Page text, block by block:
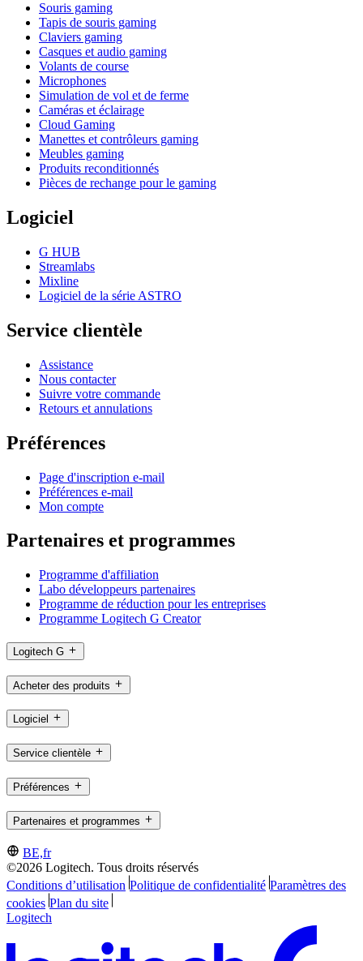
Souris gaming
Tapis de souris gaming
Claviers gaming
Casques et audio gaming
Volants de course
Microphones
Simulation de vol et de ferme
Caméras et éclairage
Cloud Gaming
Manettes et contrôleurs gaming
Meubles gaming
Produits reconditionnés
Pièces de rechange pour le gaming
Logiciel
G HUB
Streamlabs
Mixline
Logiciel de la série ASTRO
Service clientèle
Assistance
Nous contacter
Suivre votre commande
Retours et annulations
Préférences
Page d'inscription e-mail
Préférences e-mail
Mon compte
Partenaires et programmes
Programme d'affiliation
Labo développeurs partenaires
Programme de réduction pour les entreprises
Programme Logitech G Creator
Logitech G
Acheter des produits
Logiciel
Service clientèle
Préférences
Partenaires et programmes
BE,fr
©2026 Logitech. Tous droits réservés
Conditions d’utilisation Politique de confidentialité Paramètres des
cookies Plan du site
Logitech